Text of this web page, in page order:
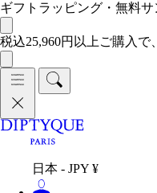
ギフトラッピング・無料
税込25,960円以上ご購入で
日本 - JPY ¥